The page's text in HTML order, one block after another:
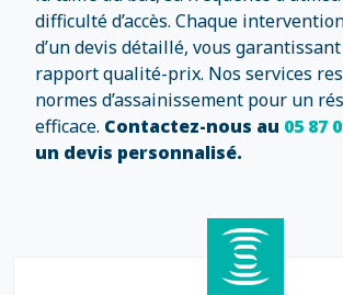
difficulté d’accès. Chaque
d’un devis détaillé, vous
rapport qualité-prix. Nos services
normes d’assainissement pour un
efficace. Contactez-nous au 05 87
un devis personnalisé.